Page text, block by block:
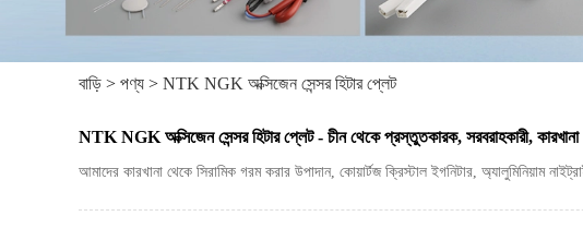
বাড়ি > পণ্য > NTK NGK অক্সিজেন সেন্সর হিটার প্লেট
NTK NGK অক্সিজেন সেন্সর হিটার প্লেট - চীন থেকে প্রস্তুতকারক, সরবরাহকারী, কারখানা
আমাদের কারখানা থেকে সিরামিক গরম করার উপাদান, কোয়ার্টজ ক্রিস্টাল ইগনিটার, অ্যালুমিনিয়াম